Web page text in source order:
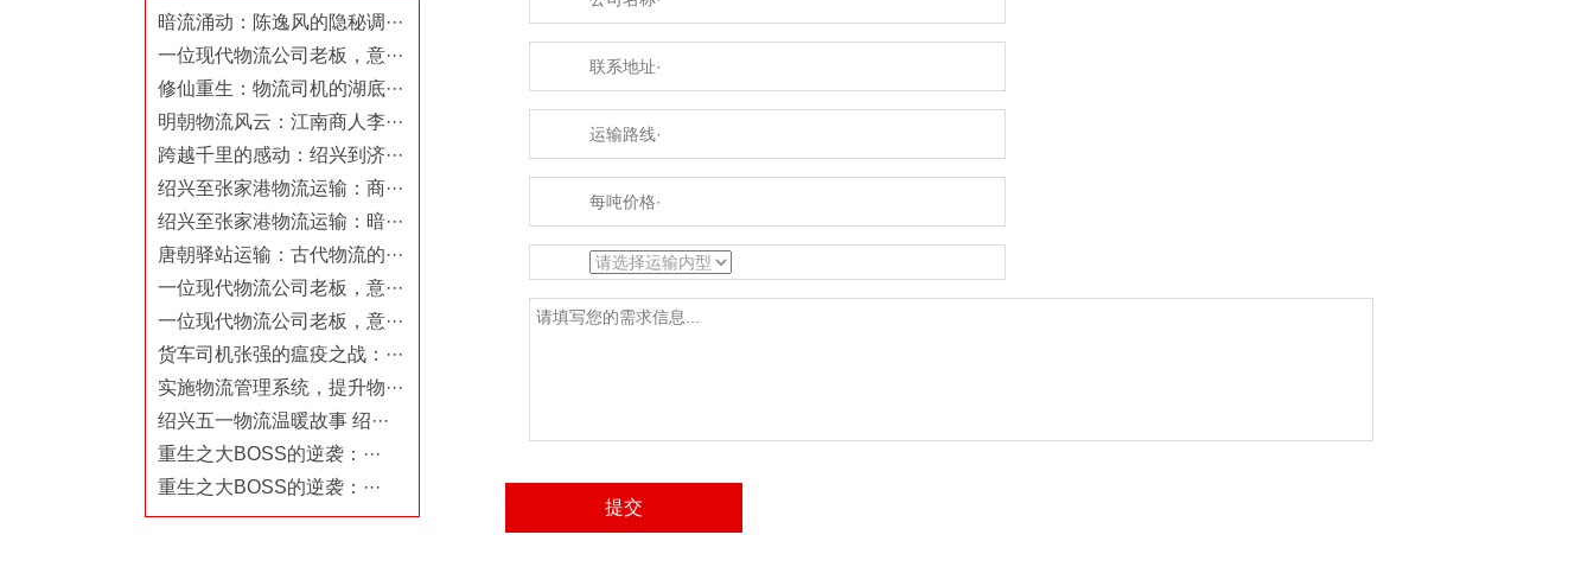
暗流涌动：陈逸风的隐秘调···
一位现代物流公司老板，意···
修仙重生：物流司机的湖底···
明朝物流风云：江南商人李···
跨越千里的感动：绍兴到济···
绍兴至张家港物流运输：商···
绍兴至张家港物流运输：暗···
唐朝驿站运输：古代物流的···
一位现代物流公司老板，意···
一位现代物流公司老板，意···
货车司机张强的瘟疫之战：···
实施物流管理系统，提升物···
绍兴五一物流温暖故事 绍···
重生之大BOSS的逆袭：···
重生之大BOSS的逆袭：···